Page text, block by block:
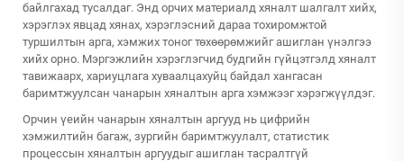
байлгахад тусалдаг. Энд орчих материалд хяналт шалгалт хийх,
хэрэглэх явцад хянах, хэрэглэсний дараа тохиромжтой
туршилтын арга, хэмжих тоног төхөөрөмжийг ашиглан үнэлгээ
хийх орно. Мэргэжлийн хэрэглэгчид будгийн гүйцэтгэлд хяналт
тавижаарх, хариуцлага хуваалцахуйц байдал хангасан
баримтжуулсан чанарын хяналтын арга хэмжээг хэрэгжүүлдэг.
Орчин үеийн чанарын хяналтын аргууд нь цифрийн
хэмжилтийн багаж, зургийн баримтжуулалт, статистик
процессын хяналтын аргуудыг ашиглан тасралтгүй